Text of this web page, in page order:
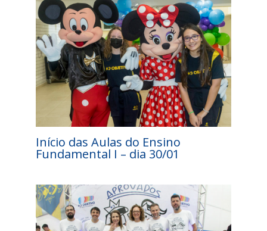
Início das Aulas do Ensino
Fundamental I – dia 30/01